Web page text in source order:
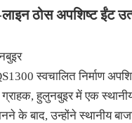
ठोस अपशिष्ट ईंट
स्वचालित निर्माण
ग्राहक, हुलुनबुइर में एक
के बाद, उन्होंने स्थानीय